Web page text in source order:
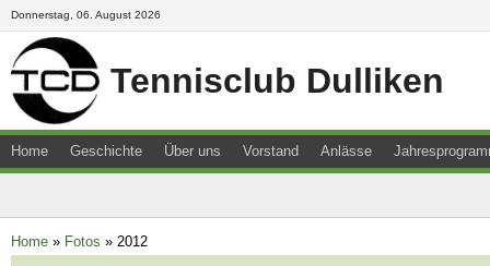
Donnerstag, 06. August 2026
Tennisclub Dulliken
Home Geschichte Über uns Vorstand Anlässe
Home » Fotos » 2012